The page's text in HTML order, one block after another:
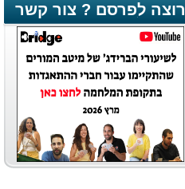
נבחרת הנשים של ישראל
אלופת העולם
נבחרת הנשים של ישראל משלימה
את ההישג הגדול ביותר בתולדות
הענף בכל הזמנים - עם זכייה
במדליית הזהב באליפות העולם
שהסתיימה (2/9/23) במרוקו.
עולה על הגל
רוצה לפרסם ? צור קשר